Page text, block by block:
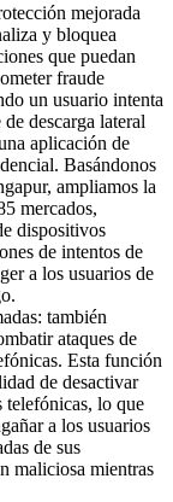
mejorada
y bloquea
que puedan
fraude
un usuario intenta
descarga lateral
aplicación de
Basándonos
ampliamos la
mercados,
dispositivos
de intentos de
a los usuarios de
también
ataques de
Esta función
de desactivar
telefónicas, lo que
a los usuarios
de sus
maliciosa mientras